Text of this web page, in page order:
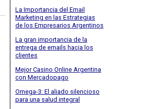
La Importancia del Email
Marketing en las Estrategias
de los Empresarios Argentinos
La gran importancia de la
entrega de emails hacia los
clientes
Mejor Casino Online Argentina
con Mercadopago
Omega-3: El aliado silencioso
para una salud integral